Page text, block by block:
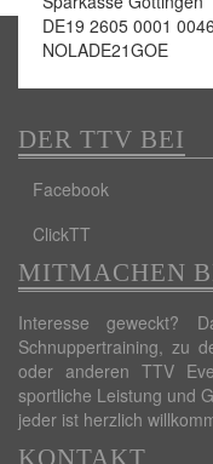
DE19 2605 0001
NOLADE21GOE
DER TTV BEI
Facebook
ClickTT
MITMACHEN
Interesse geweckt?
Schnuppertraining, zu
oder anderen TTV
sportliche Leistung und
jeder ist herzlich
KONTAKT